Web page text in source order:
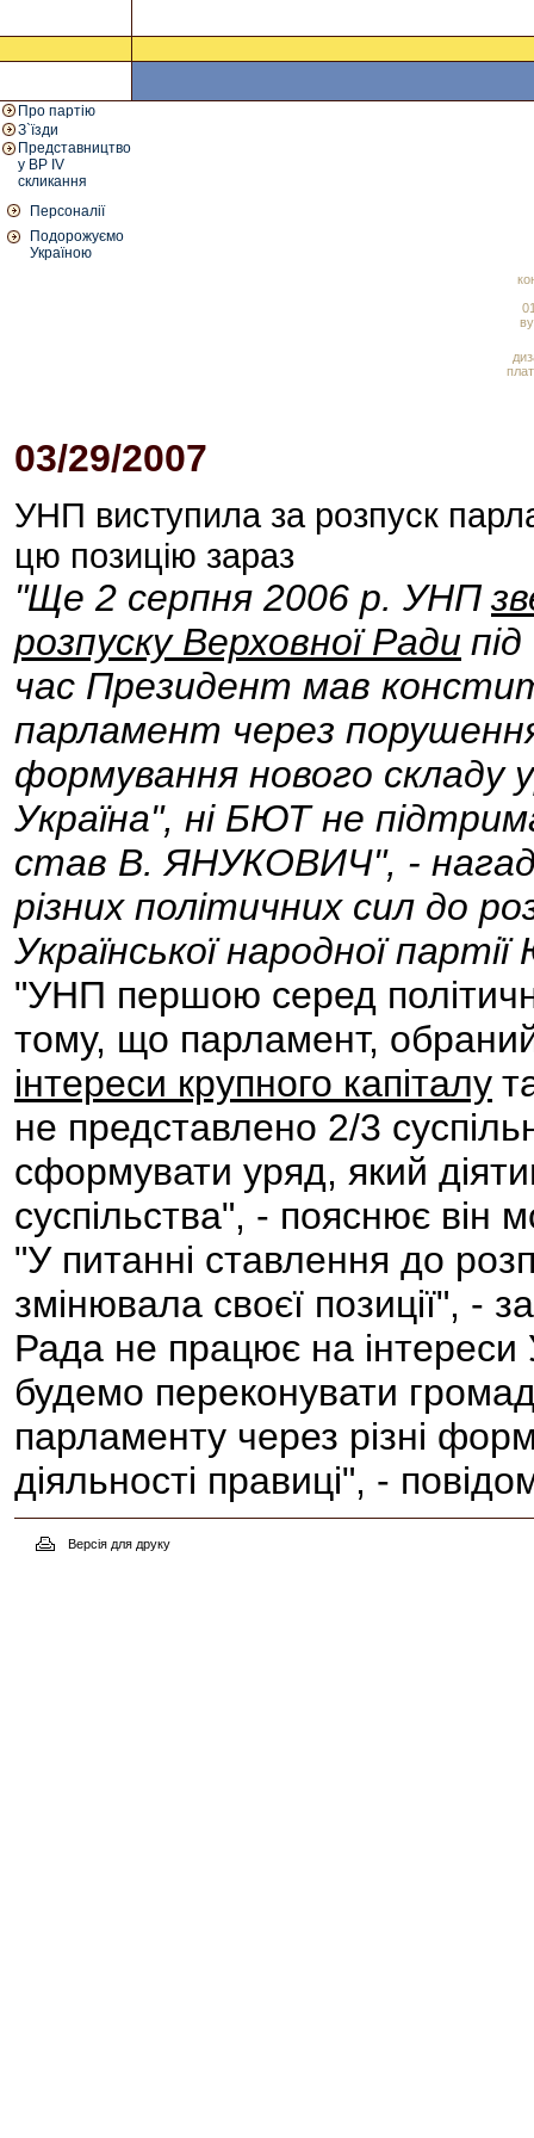
Про партію
З`їзди
Представництво
у ВР IV
скликання
Персоналії
Подорожуємо
Україною
03/29/2007
УНП виступила за розпуск
цю позицію зараз
"Ще 2 серпня 2006 р. УНП
розпуску Верховної Ради
час Президент мав
парламент через
формування нового складу
Україна", ні БЮТ не
став В. ЯНУКОВИЧ", -
різних політичних сил до
Української народної
"УНП першою серед
тому, що парламент,
інтереси крупного капіталу
не представлено 2/3
сформувати уряд, який
суспільства", - пояснює він
"У питанні ставлення до
змінювала своєї позиції",
Рада не працює на інтереси
будемо переконувати
парламенту через різні
діяльності правиці", -
Версія для друку